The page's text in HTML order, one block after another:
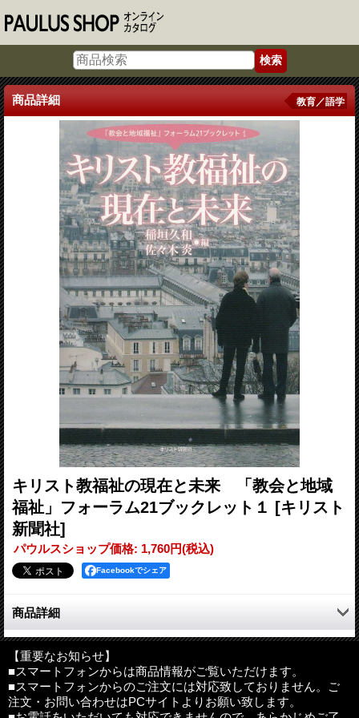
商品詳細 教育／語学
キリスト教福祉の現在と未来 「教会と地域
福祉」フォーラム21ブックレット１ [キリスト
新聞社]
パウルスショップ価格: 1,760円(税込)
Facebookでシェア
商品詳細
少子高齢化社会を迎えた21世紀の日本。
膨れ上がるニーズに応えるべく奮闘する福祉施設と、信徒の高齢
化に伴う諸問題への対応が迫られている教会。
両者をつなぎ連携することで、キリスト教福祉の「復興」を図ろ
うというプロジェクト「教会と地域福祉」フォーラム21が、キリ
【重要なお知らせ】
■スマートフォンからは商品情報がご覧いただけます。
■スマートフォンからのご注文には対応致しておりません。ご
注文・お問い合わせはPCサイトよりお願い致します。